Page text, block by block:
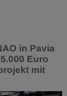
in Pavia
Euro
mit